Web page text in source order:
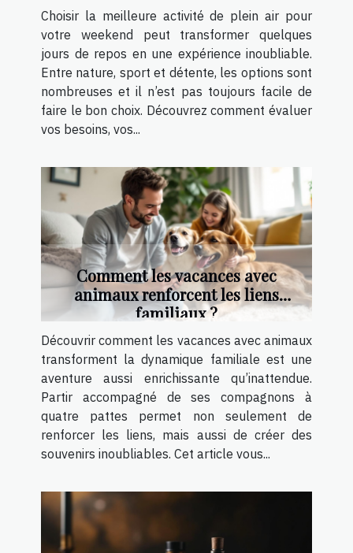
Choisir la meilleure activité de plein air pour
votre weekend peut transformer quelques
jours de repos en une expérience inoubliable.
Entre nature, sport et détente, les options sont
nombreuses et il n’est pas toujours facile de
faire le bon choix. Découvrez comment évaluer
vos besoins, vos...
Comment les vacances avec
animaux renforcent les liens
familiaux ?
Découvrir comment les vacances avec animaux
transforment la dynamique familiale est une
aventure aussi enrichissante qu’inattendue.
Partir accompagné de ses compagnons à
quatre pattes permet non seulement de
renforcer les liens, mais aussi de créer des
souvenirs inoubliables. Cet article vous...